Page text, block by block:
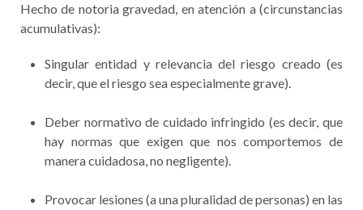
Hecho de notoria gravedad, en atención a (circunstancias
acumulativas):
Singular entidad y relevancia del riesgo creado (es
decir, que el riesgo sea especialmente grave).
Deber normativo de cuidado infringido (es decir, que
hay normas que exigen que nos comportemos de
manera cuidadosa, no negligente).
Provocar lesiones (a una pluralidad de personas) en las